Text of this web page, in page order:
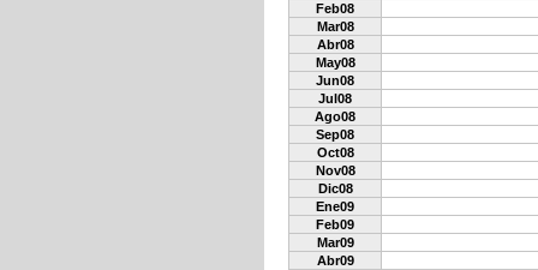
Feb08
Mar08
Abr08
May08
Jun08
Jul08
Ago08
Sep08
Oct08
Nov08
Dic08
Ene09
Feb09
Mar09
Abr09